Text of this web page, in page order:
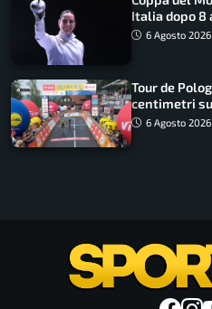
Italia dopo 8
lavoro dà
6 Agosto 2026
Tour de
centimetri
tappa6 Agosto 2026